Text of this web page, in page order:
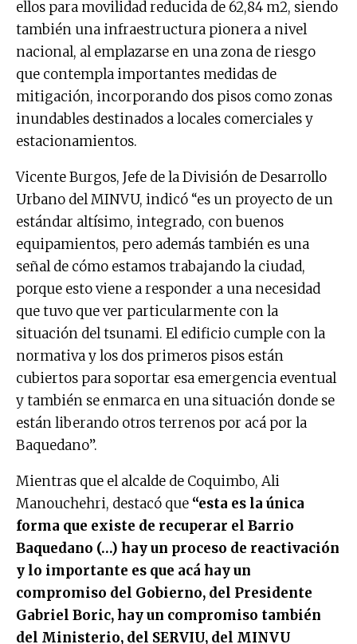
ellos para movilidad reducida de 62,84 m2, siendo
también una infraestructura pionera a nivel
nacional, al emplazarse en una zona de riesgo
que contempla importantes medidas de
mitigación, incorporando dos pisos como zonas
inundables destinados a locales comerciales y
estacionamientos.
Vicente Burgos, Jefe de la División de Desarrollo
Urbano del MINVU, indicó “es un proyecto de un
estándar altísimo, integrado, con buenos
equipamientos, pero además también es una
señal de cómo estamos trabajando la ciudad,
porque esto viene a responder a una necesidad
que tuvo que ver particularmente con la
situación del tsunami. El edificio cumple con la
normativa y los dos primeros pisos están
cubiertos para soportar esa emergencia eventual
y también se enmarca en una situación donde se
están liberando otros terrenos por acá por la
Baquedano”.
Mientras que el alcalde de Coquimbo, Ali
Manouchehri, destacó que “esta es la única
forma que existe de recuperar el Barrio
Baquedano (…) hay un proceso de reactivación
y lo importante es que acá hay un
compromiso del Gobierno, del Presidente
Gabriel Boric, hay un compromiso también
del Ministerio, del SERVIU, del MINVU